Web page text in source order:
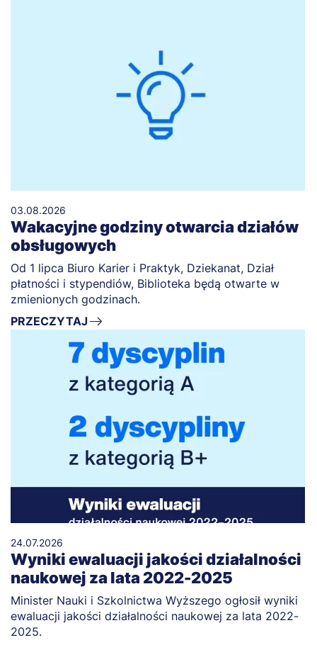
03.08.2026
Wakacyjne godziny otwarcia działów
obsługowych
Od 1 lipca Biuro Karier i Praktyk, Dziekanat, Dział
płatności i stypendiów, Biblioteka będą otwarte w
zmienionych godzinach.
PRZECZYTAJ
24.07.2026
Wyniki ewaluacji jakości działalności
naukowej za lata 2022-2025
Minister Nauki i Szkolnictwa Wyższego ogłosił wyniki
ewaluacji jakości działalności naukowej za lata 2022-
2025.